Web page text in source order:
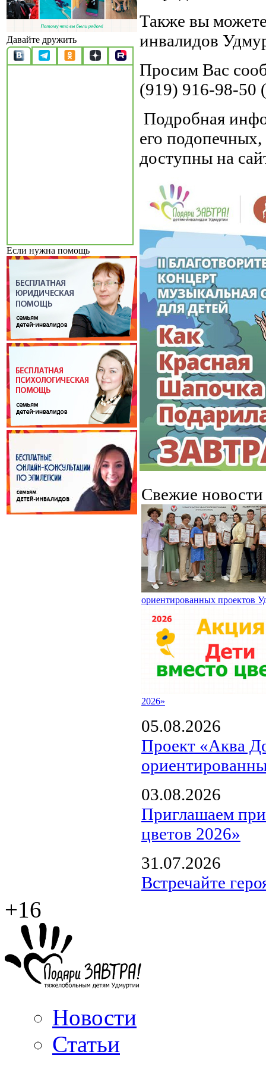
Давайте дружить
Если нужна помощь
Также вы
инвалидов
Просим Вас
(919) 916-98-50
Подробная
его
доступны на
Свежие
ориентированных проектов
2026»
05.08.2026
Проект «Аква
03.08.2026
Приглашаем
цветов 2026»
31.07.2026
Встречайте
+16
Новости
Статьи